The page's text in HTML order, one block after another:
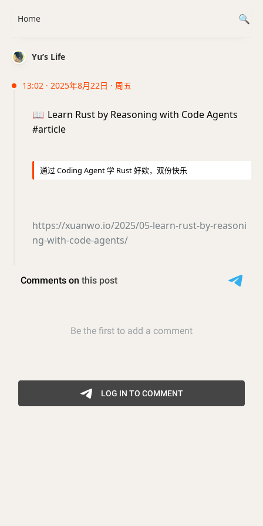
Yu’s Life
13:02 · 2025年8月22日 · 周五
📖 Learn Rust by Reasoning with Code Agents
#article
通过 Coding Agent 学 Rust 好欸，双份快乐
https://xuanwo.io/2025/05-learn-rust-by-reasoni
ng-with-code-agents/
Home